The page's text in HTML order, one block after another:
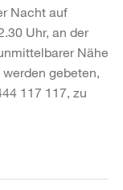
Nacht auf
Uhr, an der
Nähe
gebeten,
117 117, zu